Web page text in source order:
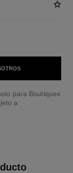
para Boutiques
a